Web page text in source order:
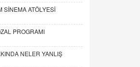
SİNEMA ATÖLYESİ
PROGRAMI
NELER YANLIŞ